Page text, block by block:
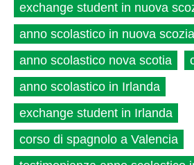
exchange student in nuova
anno scolastico in nuova scozia
anno scolastico nova scotia
anno scolastico in Irlanda
exchange student in Irlanda
corso di spagnolo a Valencia